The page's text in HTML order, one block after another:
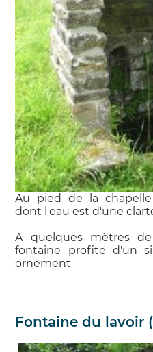
Au pied de la
dont l'eau est d'une
A quelques mètres
fontaine profite d'un
ornement
Fontaine du lavoir